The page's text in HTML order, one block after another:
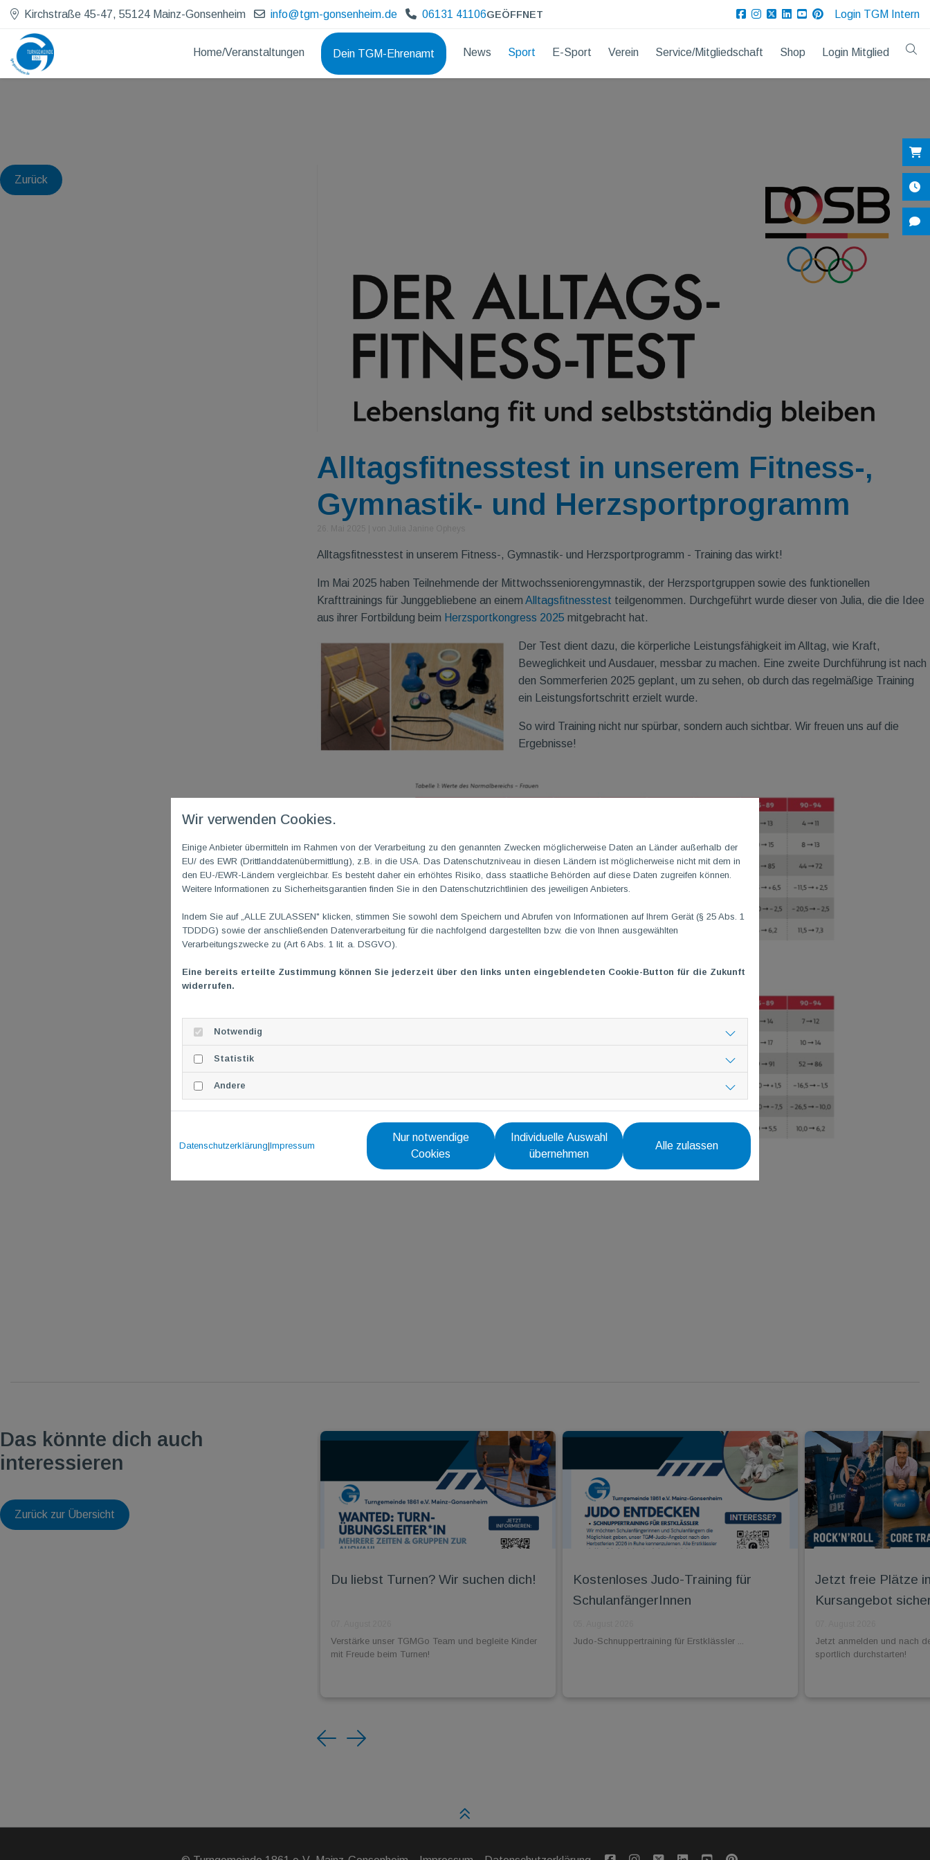
Kirchstraße 45-47, 55124 Mainz-Gonsenheim info@tgm-gonsenheim.de 06131 41106GEÖFFNET Login TGM Intern
Home/Veranstaltungen Dein TGM-Ehrenamt News Sport E-Sport Verein Service/Mitgliedschaft Shop Login Mitglied
Zurück
Alltagsfitnesstest in unserem Fitness-,
Gymnastik- und Herzsportprogramm
Alltagsfitnesstest in unserem Fitness-, Gymnastik- und Herzsportprogramm - Training das wirkt!
Im Mai 2025 haben Teilnehmende der Mittwochsseniorengymnastik, der Herzsportgruppen sowie des funktionellen
Krafttrainings für Junggebliebene an einem Alltagsfitnesstest teilgenommen. Durchgeführt wurde dieser von Julia, die die Idee
aus ihrer Fortbildung beim Herzsportkongress 2025 mitgebracht hat.
Der Test dient dazu, die körperliche Leistungsfähigkeit im Alltag, wie Kraft,
Beweglichkeit und Ausdauer, messbar zu machen. Eine zweite Durchführung ist nach
den Sommerferien 2025 geplant, um zu sehen, ob durch das regelmäßige Training
ein Leistungsfortschritt erzielt wurde.
So wird Training nicht nur spürbar, sondern auch sichtbar. Wir freuen uns auf die
Ergebnisse!
Das könnte dich auch
interessieren
Zurück zur Übersicht
Du liebst Turnen? Wir suchen dich!
Verstärke unser TGMGo Team und begleite Kinder
mit Freude beim Turnen!
Kostenloses Judo-Training für
SchulanfängerInnen
Judo-Schnuppertraining für Erstklässler ...
Jetzt freie Plätze
Kursangebot
Jetzt anmelden und nach
sportlich durchstarten!
Previous
Next
Wir verwenden Cookies.
Einige Anbieter übermitteln im Rahmen von der Verarbeitung zu den genannten Zwecken möglicherweise Daten an Länder außerhalb der
EU/ des EWR (Drittlanddatenübermittlung), z.B. in die USA. Das Datenschutzniveau in diesen Ländern ist möglicherweise nicht mit dem in
den EU-/EWR-Ländern vergleichbar. Es besteht daher ein erhöhtes Risiko, dass staatliche Behörden auf diese Daten zugreifen können.
Weitere Informationen zu Sicherheitsgarantien finden Sie in den Datenschutzrichtlinien des jeweiligen Anbieters.
Indem Sie auf „ALLE ZULASSEN" klicken, stimmen Sie sowohl dem Speichern und Abrufen von Informationen auf Ihrem Gerät (§ 25 Abs. 1
TDDDG) sowie der anschließenden Datenverarbeitung für die nachfolgend dargestellten bzw. die von Ihnen ausgewählten
Verarbeitungszwecke zu (Art 6 Abs. 1 lit. a. DSGVO).
Eine bereits erteilte Zustimmung können Sie jederzeit über den links unten eingeblendeten Cookie-Button für die Zukunft
widerrufen.
Notwendig
Statistik
Andere
Datenschutzerklärung|Impressum
Nur notwendige
Cookies
Individuelle Auswahl
übernehmen
Alle zulassen